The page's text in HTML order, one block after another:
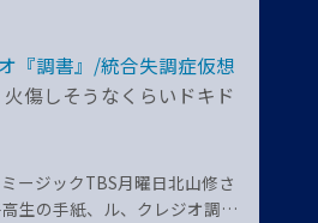
『調書』/統合失調症仮想
火傷しそうなくらいドキド
ージックTBS月曜日北山修さ
生の手紙、ル、クレジオ調…